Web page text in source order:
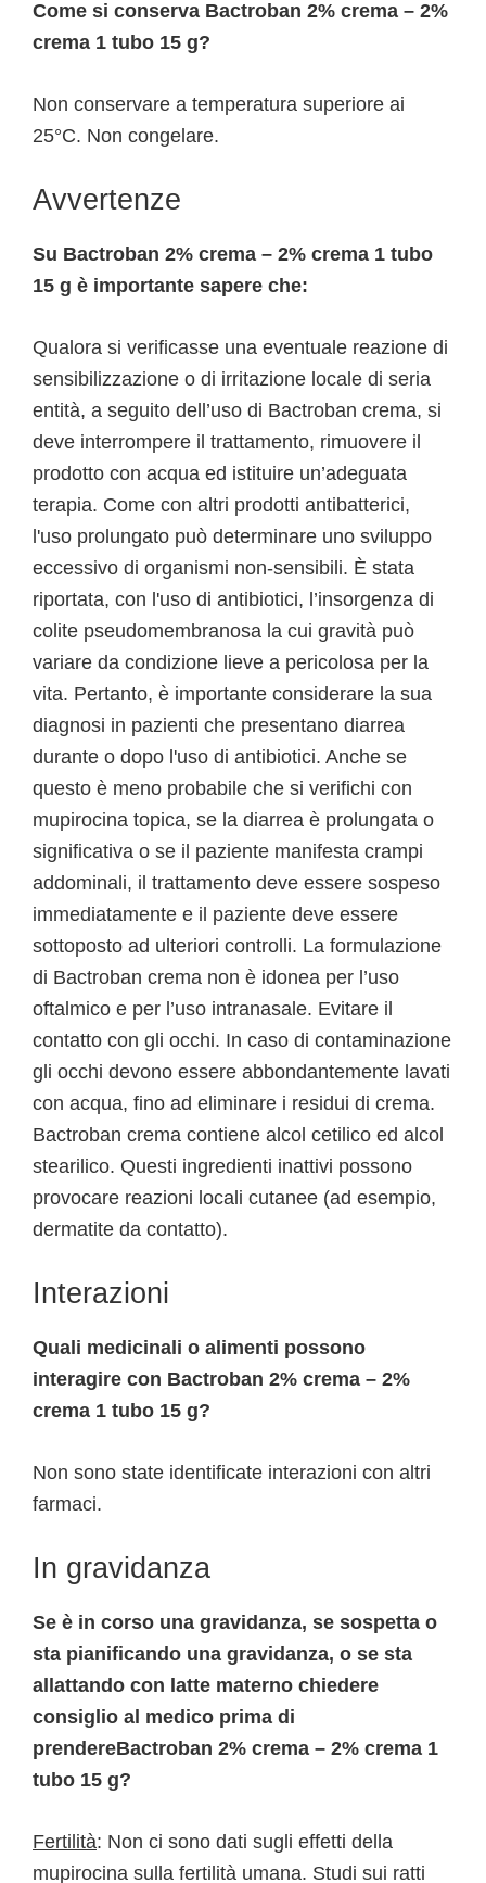
Come si conserva Bactroban 2% crema – 2%
crema 1 tubo 15 g?
Non conservare a temperatura superiore ai
25°C. Non congelare.
Avvertenze
Su Bactroban 2% crema – 2% crema 1 tubo
15 g è importante sapere che:
Qualora si verificasse una eventuale reazione di
sensibilizzazione o di irritazione locale di seria
entità, a seguito dell’uso di Bactroban crema, si
deve interrompere il trattamento, rimuovere il
prodotto con acqua ed istituire un’adeguata
terapia. Come con altri prodotti antibatterici,
l'uso prolungato può determinare uno sviluppo
eccessivo di organismi non-sensibili. È stata
riportata, con l'uso di antibiotici, l’insorgenza di
colite pseudomembranosa la cui gravità può
variare da condizione lieve a pericolosa per la
vita. Pertanto, è importante considerare la sua
diagnosi in pazienti che presentano diarrea
durante o dopo l'uso di antibiotici. Anche se
questo è meno probabile che si verifichi con
mupirocina topica, se la diarrea è prolungata o
significativa o se il paziente manifesta crampi
addominali, il trattamento deve essere sospeso
immediatamente e il paziente deve essere
sottoposto ad ulteriori controlli. La formulazione
di Bactroban crema non è idonea per l’uso
oftalmico e per l’uso intranasale. Evitare il
contatto con gli occhi. In caso di contaminazione
gli occhi devono essere abbondantemente lavati
con acqua, fino ad eliminare i residui di crema.
Bactroban crema contiene alcol cetilico ed alcol
stearilico. Questi ingredienti inattivi possono
provocare reazioni locali cutanee (ad esempio,
dermatite da contatto).
Interazioni
Quali medicinali o alimenti possono
interagire con Bactroban 2% crema – 2%
crema 1 tubo 15 g?
Non sono state identificate interazioni con altri
farmaci.
In gravidanza
Se è in corso una gravidanza, se sospetta o
sta pianificando una gravidanza, o se sta
allattando con latte materno chiedere
consiglio al medico prima di
prendereBactroban 2% crema – 2% crema 1
tubo 15 g?
Fertilità: Non ci sono dati sugli effetti della
mupirocina sulla fertilità umana. Studi sui ratti